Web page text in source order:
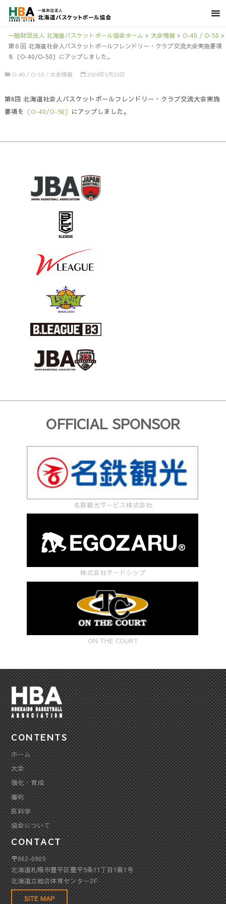
一般財団法人 北海道バスケットボール協会ホーム > 大会情報 > O-40 / O-50 >
第６回 北海道社会人バスケットボールフレンドリー・クラブ交流大会実施要項
を〔O-40/O-50〕にアップしました。
O-40 / O-50 / 大会情報 2026年5月20日
第6回 北海道社会人バスケットボールフレンドリー・クラブ交流大会実施
要項を 〔O-40/O-50〕 にアップしました。
OFFICIAL SPONSOR
名鉄観光サービス株式会社
株式会社サードシップ
ON THE COURT
CONTENTS
ホーム
大会
強化・育成
審判
医科学
協会について
CONTACT
〒062-0905
北海道札幌市豊平区豊平5条11丁目1番1号
北海道立総合体育センター2F
SITE MAP